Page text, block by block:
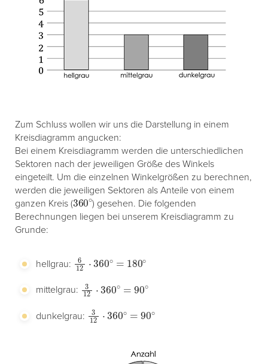
Zum Schluss wollen wir uns die Darstellung in einem
Kreisdiagramm angucken:
Bei einem Kreisdiagramm werden die unterschiedlichen
Sektoren nach der jeweiligen Größe des Winkels
eingeteilt. Um die einzelnen Winkelgrößen zu berechnen,
werden die jeweiligen Sektoren als Anteile von einem
ganzen Kreis (360∘
) gesehen. Die folgenden
Berechnungen liegen bei unserem Kreisdiagramm zu
Grunde:
hellgrau: 612 360∘ 180∘
mittelgrau: 312 360∘ 90∘
dunkelgrau: 312 360∘ 90∘